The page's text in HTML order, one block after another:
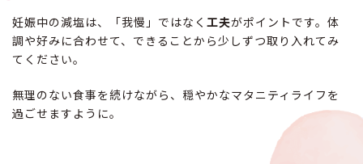
妊娠中の減塩は、「我慢」ではなく 工夫がポイントです。体
調や好みに合わせて、できることから少しずつ取り入れてみ
てください。
無理のない食事を続けながら、穏やかなマタニティライフを
過ごせますように。